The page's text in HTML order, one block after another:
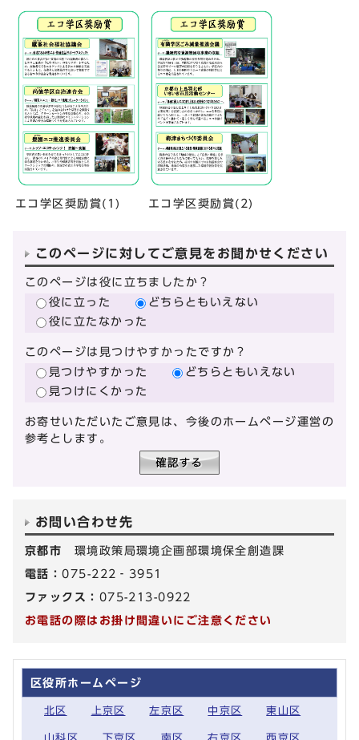
エコ学区奨励賞(1) エコ学区奨励賞(2)
このページに対してご意見をお聞かせください
このページは役に立ちましたか？
役に立った
どちらともいえない
役に立たなかった
このページは見つけやすかったですか？
見つけやすかった
どちらともいえない
見つけにくかった
お寄せいただいたご意見は、今後のホームページ運営の
参考とします。
お問い合わせ先
京都市 環境政策局環境企画部環境保全創造課
電話：075-222‐3951
ファックス： 075-213-0922
お電話の際はお掛け間違いにご注意ください
区役所ホームページ
北区 上京区 左京区 中京区 東山区